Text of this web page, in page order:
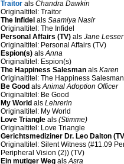
Traitor als Chandra Dawkin
Originaltitel: Traitor
The Infidel als Saamiya Nasir
Originaltitel: The Infidel
Personal Affairs (TV) als Jane Lesser
Originaltitel: Personal Affairs (TV)
Espion(s) alsAnna
Originaltitel: Espion(s)
The Happiness Salesman als Karen
Originaltitel: The Happiness Salesman
Be Good alsAnimal Adoption Officer
Originaltitel: Be Good
My World als Lehrerin
Originaltitel: My World
Love Triangle als (Stimme)
Originaltitel: Love Triangle
Gerichtsmediziner Dr. Leo Dalton
Originaltitel: Silent Witness (#11.09
Peripheral Vision (2)) (TV)
Ein mutiger Weg alsAsra